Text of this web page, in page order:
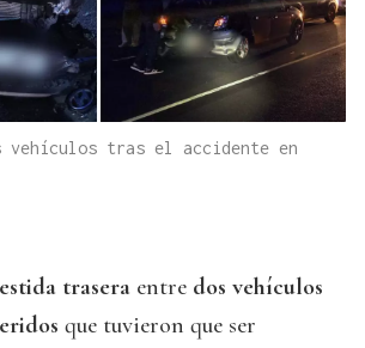
vehículos tras el accidente en
trasera entre dos vehículos
que tuvieron que ser